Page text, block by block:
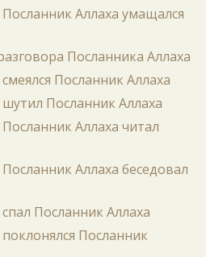
Аллаха умащался
Посланника Аллаха
Посланник Аллаха
Посланник Аллаха
Аллаха читал
Аллаха беседовал
Посланник Аллаха
Посланник